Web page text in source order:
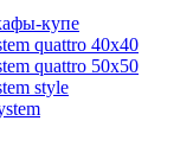
купе
quattro 40x40
quattro 50x50
style